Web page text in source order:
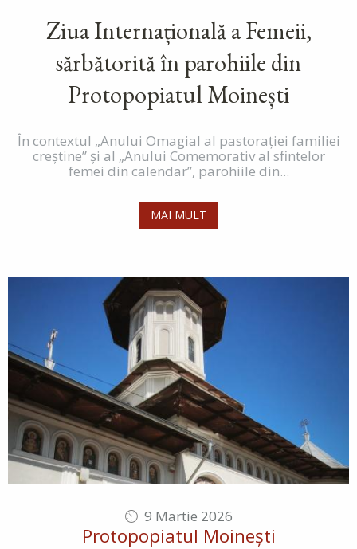
Ziua Internațională a Femeii,
sărbătorită în parohiile din
Protopopiatul Moinești
În contextul „Anului Omagial al pastorației familiei
creștine” și al „Anului Comemorativ al sfintelor
femei din calendar”, parohiile din...
MAI MULT
9 Martie 2026
Protopopiatul Moinești